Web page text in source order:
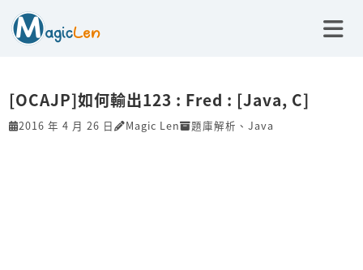
[OCAJP]如何輸出123 : Fred : [Java, C]
2016 年 4 月 26 日 Magic Len 題庫解析 、 Java